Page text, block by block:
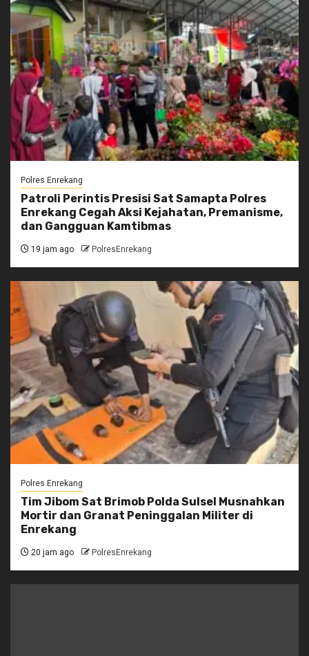
Polres Enrekang
Patroli Perintis Presisi Sat Samapta Polres
Enrekang Cegah Aksi Kejahatan, Premanisme,
dan Gangguan Kamtibmas
19 jam ago PolresEnrekang
Polres Enrekang
Tim Jibom Sat Brimob Polda Sulsel Musnahkan
Mortir dan Granat Peninggalan Militer di
Enrekang
20 jam ago PolresEnrekang